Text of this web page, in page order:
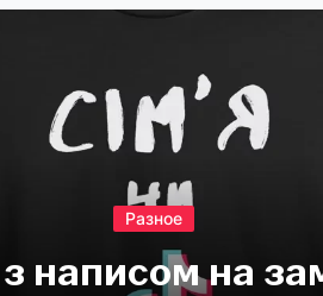
Разное
написом на